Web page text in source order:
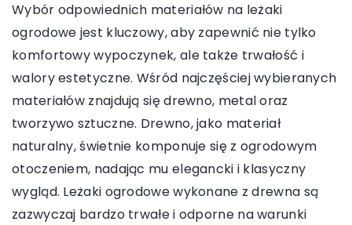
Wybór odpowiednich materiałów na leżaki
ogrodowe jest kluczowy, aby zapewnić nie tylko
komfortowy wypoczynek, ale także trwałość i
walory estetyczne. Wśród najczęściej wybieranych
materiałów znajdują się drewno, metal oraz
tworzywo sztuczne. Drewno, jako materiał
naturalny, świetnie komponuje się z ogrodowym
otoczeniem, nadając mu elegancki i klasyczny
wygląd. Leżaki ogrodowe wykonane z drewna są
zazwyczaj bardzo trwałe i odporne na warunki